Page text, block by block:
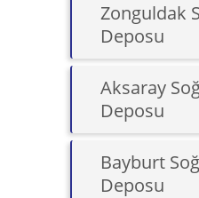
Zonguldak
Deposu
Aksaray
Deposu
Bayburt
Deposu